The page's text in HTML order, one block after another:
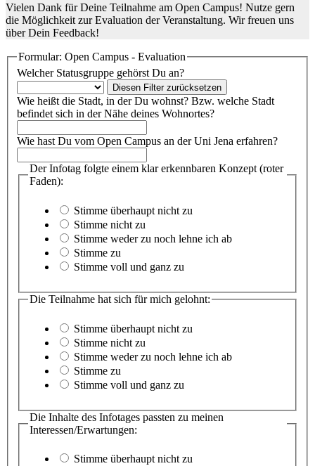
Vielen Dank für Deine Teilnahme am Open Campus! Nutze gern
die Möglichkeit zur Evaluation der Veranstaltung. Wir freuen uns
über Dein Feedback!
Formular: Open Campus - Evaluation
Welcher Statusgruppe gehörst Du an?
Diesen Filter zurücksetzen
Wie heißt die Stadt, in der Du wohnst? Bzw. welche Stadt
befindet sich in der Nähe deines Wohnortes?
Wie hast Du vom Open Campus an der Uni Jena erfahren?
Der Infotag folgte einem klar erkennbaren Konzept (roter
Faden):
Stimme überhaupt nicht zu
Stimme nicht zu
Stimme weder zu noch lehne ich ab
Stimme zu
Stimme voll und ganz zu
Die Teilnahme hat sich für mich gelohnt:
Stimme überhaupt nicht zu
Stimme nicht zu
Stimme weder zu noch lehne ich ab
Stimme zu
Stimme voll und ganz zu
Die Inhalte des Infotages passten zu meinen
Interessen/Erwartungen:
Stimme überhaupt nicht zu